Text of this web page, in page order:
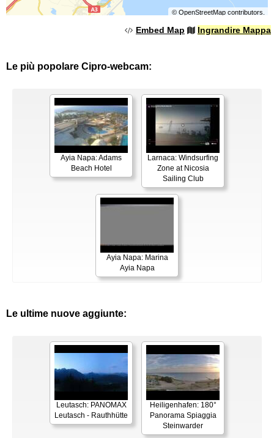
© OpenStreetMapcontributors.
Embed Map Ingrandire Mappa
Le più popolare Cipro-webcam:
Ayia Napa: Adams
Beach Hotel
Larnaca: Windsurfing
Zone at Nicosia
Sailing Club
Ayia Napa: Marina
Ayia Napa
Le ultime nuove aggiunte:
Leutasch: PANOMAX
Leutasch - Rauthhütte
Heiligenhafen: 180°
Panorama Spiaggia
Steinwarder